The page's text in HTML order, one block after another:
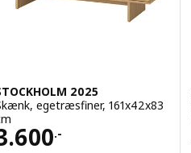
2025
egetræsfiner, 161x42x83
.-
3600.-